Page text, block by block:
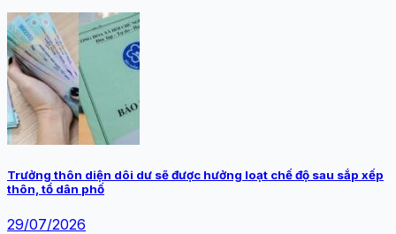
Trưởng thôn diện dôi dư sẽ được hưởng loạt chế độ sau sắp xếp
thôn, tổ dân phố
29/07/2026